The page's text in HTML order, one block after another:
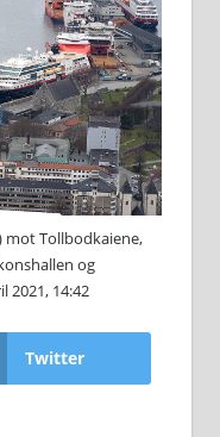
mot Tollbodkaiene,
og
2021, 14:42
Twitter